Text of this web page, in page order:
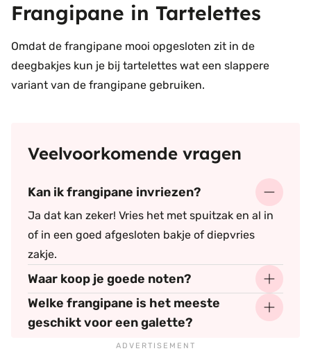
Frangipane in Tartelettes
Omdat de frangipane mooi opgesloten zit in de
deegbakjes kun je bij tartelettes wat een slappere
variant van de frangipane gebruiken.
Veelvoorkomende vragen
Kan ik frangipane invriezen?
Ja dat kan zeker! Vries het met spuitzak en al in
of in een goed afgesloten bakje of diepvries
zakje.
Waar koop je goede noten?
Welke frangipane is het meeste
geschikt voor een galette?